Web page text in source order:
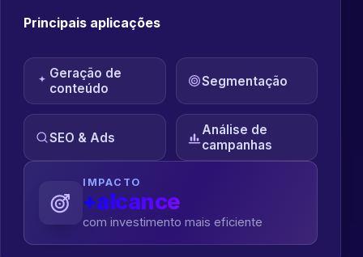
Principais aplicações
Geração de
conteúdo
Segmentação
SEO & Ads
Análise de
campanhas
IMPACTO
+alcance
com investimento mais eficiente